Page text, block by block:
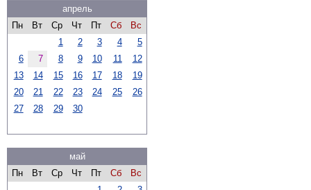
апрель
Пн
Вт Ср Чт Пт Сб
Вс
1
2 3 4
5
6
7 8 9 10 11
12
13
14 15 16 17 18
19
20
21 22 23 24 25
26
27
28 29 30
май
Пн
Вт Ср Чт Пт Сб
Вс